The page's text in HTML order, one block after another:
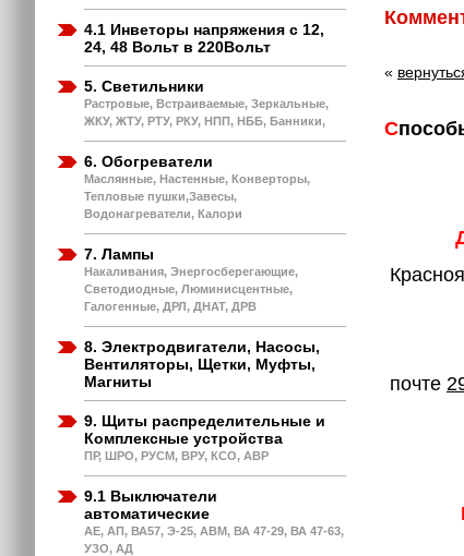
4.1 Инветоры напряжения с 12,
24, 48 Вольт в 220Вольт
5. Светильники
Растровые, Встраиваемые, Зеркальные,
ЖКУ, ЖТУ, РТУ, РКУ, НПП, НББ, Банники,
6. Обогреватели
Маслянные, Настенные, Конверторы,
Тепловые пушки,Завесы,
Водонагреватели, Калори
7. Лампы
Накаливания, Энергосберегающие,
Светодиодные, Люминисцентные,
Галогенные, ДРЛ, ДНАТ, ДРВ
8. Электродвигатели, Насосы,
Вентиляторы, Щетки, Муфты,
Магниты
9. Щиты распределительные и
Комплексные устройства
ПР, ШРО, РУСМ, ВРУ, КСО, АВР
9.1 Выключатели
автоматические
АЕ, АП, ВА57, Э-25, АВМ, ВА 47-29, ВА 47-63,
УЗО, АД
«
С
2.
3.
4.
2.
3.
4.
почте
2.
3.
4.
5. На